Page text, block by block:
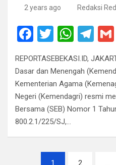
2 years ago Redaksi
F
ce
b
o
o
k
T
tt
er
W
at
s
A
p
T
e
gr
a
m
REPORTASEBEKASI.ID,
Dasar dan Menengah
Kementerian Agama
Negeri (Kemendagri) resmi
Bersama (SEB) Nomor 1
800.2.1/225/SJ,…
1 2